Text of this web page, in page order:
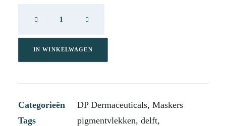
Radiant-
IN WINKELWAGEN
Categorieën DP Dermaceuticals, Maskers
Tags
pigmentvlekken, delft,